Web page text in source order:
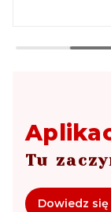
Tu
Dowiedz